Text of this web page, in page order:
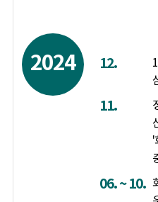
2024 12.
11.
'
06. ~ 10.